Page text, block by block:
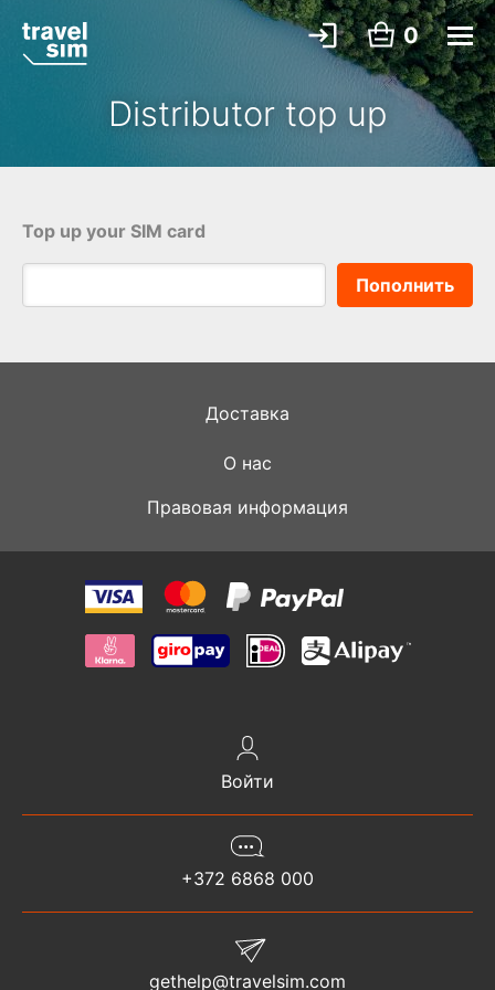
0
Distributor top up
Top up your SIM card
Доставка
О нас
Правовая информация
Войти
+372 6868 000
gethelp@travelsim.com